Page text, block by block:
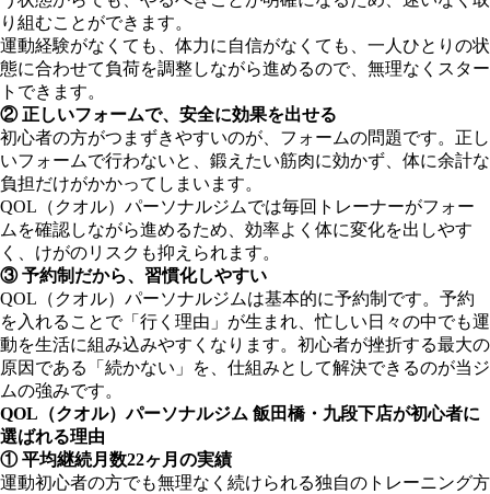
り組むことができます。
運動経験がなくても、体力に自信がなくても、一人ひとりの状
態に合わせて負荷を調整しながら進めるので、無理なくスター
トできます。
② 正しいフォームで、安全に効果を出せる
初心者の方がつまずきやすいのが、フォームの問題です。正し
いフォームで行わないと、鍛えたい筋肉に効かず、体に余計な
負担だけがかかってしまいます。
QOL（クオル）パーソナルジムでは毎回トレーナーがフォー
ムを確認しながら進めるため、効率よく体に変化を出しやす
く、けがのリスクも抑えられます。
③ 予約制だから、習慣化しやすい
QOL（クオル）パーソナルジムは基本的に予約制です。予約
を入れることで「行く理由」が生まれ、忙しい日々の中でも運
動を生活に組み込みやすくなります。初心者が挫折する最大の
原因である「続かない」を、仕組みとして解決できるのが当ジ
ムの強みです。
QOL（クオル）パーソナルジム 飯田橋・九段下店が初心者に
選ばれる理由
① 平均継続月数22ヶ月の実績
運動初心者の方でも無理なく続けられる独自のトレーニング方